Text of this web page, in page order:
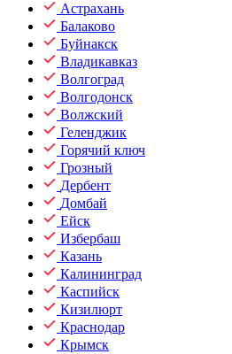
Астрахань
Балаково
Буйнакск
Владикавказ
Волгоград
Волгодонск
Волжский
Геленджик
Горячий ключ
Грозный
Дербент
Домбай
Ейск
Избербаш
Казань
Калининград
Каспийск
Кизилюрт
Краснодар
Крымск